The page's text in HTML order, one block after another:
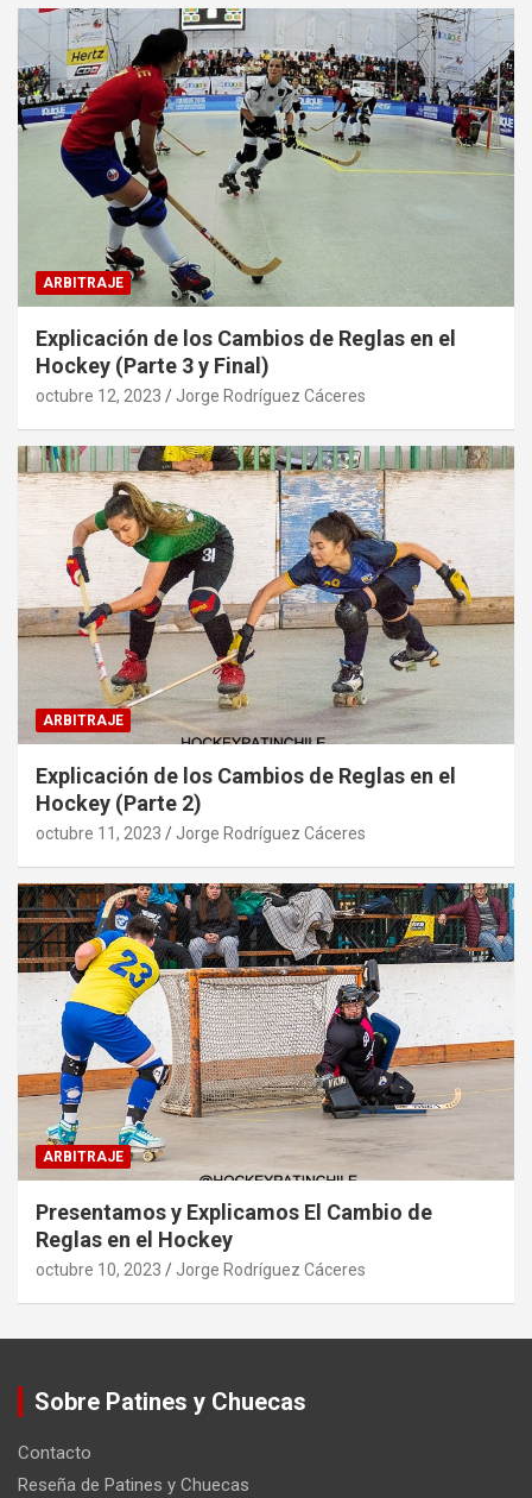
ARBITRAJE
Explicación de los Cambios de Reglas en el
Hockey (Parte 3 y Final)
octubre 12, 2023 Jorge Rodríguez Cáceres
ARBITRAJE
Explicación de los Cambios de Reglas en el
Hockey (Parte 2)
octubre 11, 2023 Jorge Rodríguez Cáceres
ARBITRAJE
Presentamos y Explicamos El Cambio de
Reglas en el Hockey
octubre 10, 2023 Jorge Rodríguez Cáceres
Sobre Patines y Chuecas
Contacto
Reseña de Patines y Chuecas